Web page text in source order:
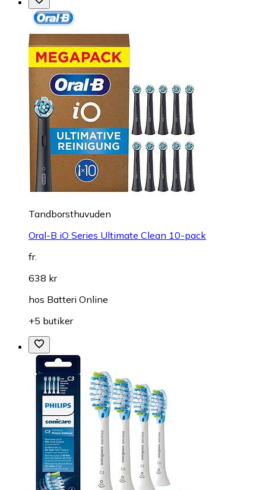
Tandborsthuvuden
Oral-B iO Series Ultimate Clean 10-pack
fr.
638 kr
hos Batteri Online
+5 butiker